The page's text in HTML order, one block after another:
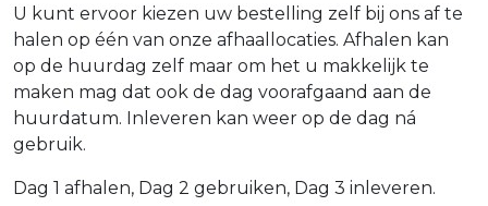
U kunt ervoor kiezen uw bestelling zelf bij ons af te
halen op één van onze afhaallocaties. Afhalen kan
op de huurdag zelf maar om het u makkelijk te
maken mag dat ook de dag voorafgaand aan de
huurdatum. Inleveren kan weer op de dag ná
gebruik.
Dag 1 afhalen, Dag 2 gebruiken, Dag 3 inleveren.